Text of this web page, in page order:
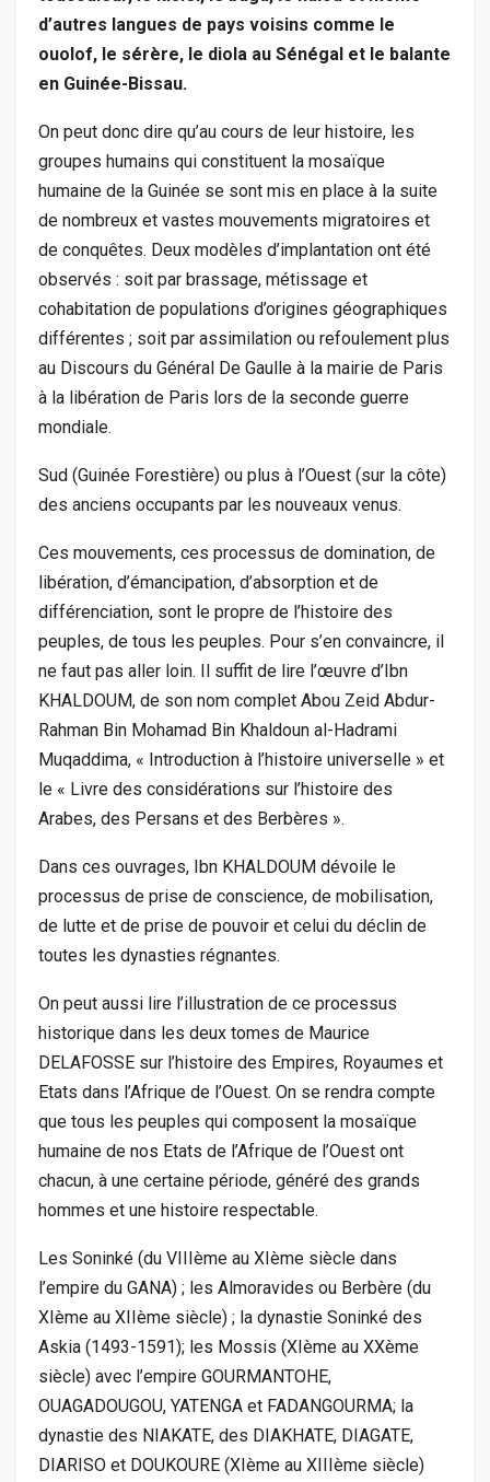
d’autres langues de pays voisins comme le
ouolof, le sérère, le diola au Sénégal et le balante
en Guinée-Bissau.
On peut donc dire qu’au cours de leur histoire, les
groupes humains qui constituent la mosaïque
humaine de la Guinée se sont mis en place à la suite
de nombreux et vastes mouvements migratoires et
de conquêtes. Deux modèles d’implantation ont été
observés : soit par brassage, métissage et
cohabitation de populations d’origines géographiques
différentes ; soit par assimilation ou refoulement plus
au Discours du Général De Gaulle à la mairie de Paris
à la libération de Paris lors de la seconde guerre
mondiale.
Sud (Guinée Forestière) ou plus à l’Ouest (sur la côte)
des anciens occupants par les nouveaux venus.
Ces mouvements, ces processus de domination, de
libération, d’émancipation, d’absorption et de
différenciation, sont le propre de l’histoire des
peuples, de tous les peuples. Pour s’en convaincre, il
ne faut pas aller loin. Il suffit de lire l’œuvre d’Ibn
KHALDOUM, de son nom complet Abou Zeid Abdur-
Rahman Bin Mohamad Bin Khaldoun al-Hadrami
Muqaddima, « Introduction à l’histoire universelle » et
le « Livre des considérations sur l’histoire des
Arabes, des Persans et des Berbères ».
Dans ces ouvrages, Ibn KHALDOUM dévoile le
processus de prise de conscience, de mobilisation,
de lutte et de prise de pouvoir et celui du déclin de
toutes les dynasties régnantes.
On peut aussi lire l’illustration de ce processus
historique dans les deux tomes de Maurice
DELAFOSSE sur l’histoire des Empires, Royaumes et
Etats dans l’Afrique de l’Ouest. On se rendra compte
que tous les peuples qui composent la mosaïque
humaine de nos Etats de l’Afrique de l’Ouest ont
chacun, à une certaine période, généré des grands
hommes et une histoire respectable.
Les Soninké (du VIIIème au XIème siècle dans
l’empire du GANA) ; les Almoravides ou Berbère (du
XIème au XIIème siècle) ; la dynastie Soninké des
Askia (1493-1591); les Mossis (XIème au XXème
siècle) avec l’empire GOURMANTOHE,
OUAGADOUGOU, YATENGA et FADANGOURMA; la
dynastie des NIAKATE, des DIAKHATE, DIAGATE,
DIARISO et DOUKOURE (XIème au XIIIème siècle)